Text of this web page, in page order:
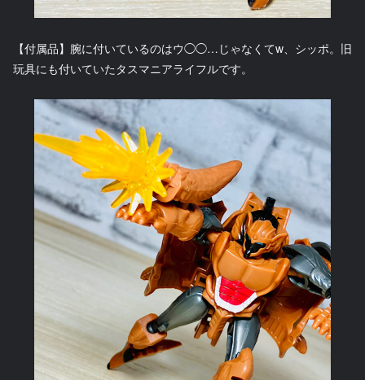
【付属品】腕に付いているのはウ◯◯…じゃなくてw、シッポ。旧
玩具にも付いていたタスマニアライフルです。